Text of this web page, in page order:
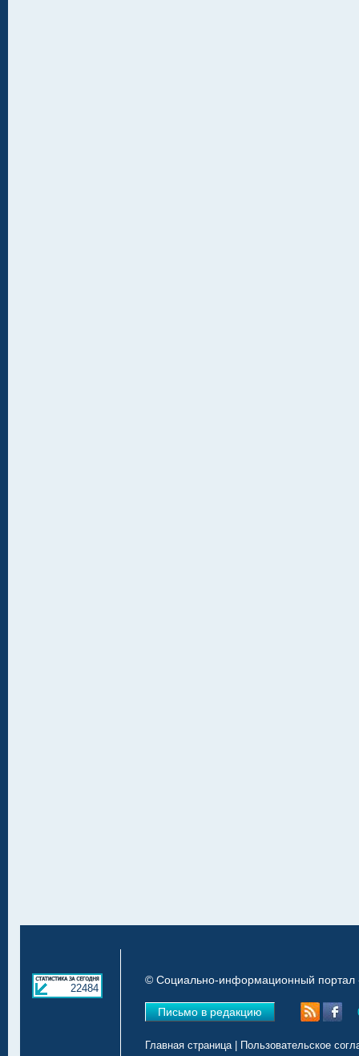
22484
© Социально-информационный портал
Письмо в редакцию
Главная страница| Пользовательское